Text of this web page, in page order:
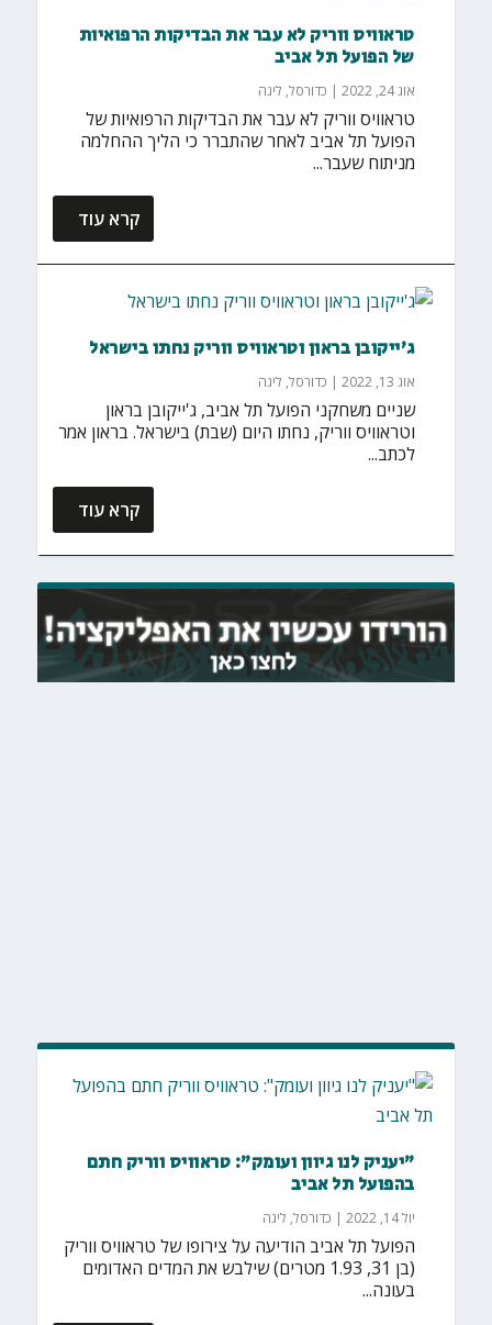
טראוויס ווריק לא עבר את הבדיקות הרפואיות
של הפועל תל אביב
אוג 24, 2022 | כדורסל, ליגה
טראוויס ווריק לא עבר את הבדיקות הרפואיות של
הפועל תל אביב לאחר שהתברר כי הליך ההחלמה
מניתוח שעבר...
קרא עוד
ג'ייקובן בראון וטראוויס ווריק נחתו בישראל
אוג 13, 2022 | כדורסל, ליגה
שניים משחקני הפועל תל אביב, ג'ייקובן בראון
וטראוויס ווריק, נחתו היום (שבת) בישראל. בראון אמר
לכתב...
קרא עוד
"יעניק לנו גיוון ועומק": טראוויס ווריק חתם
בהפועל תל אביב
יול 14, 2022 | כדורסל, ליגה
הפועל תל אביב הודיעה על צירופו של טראוויס ווריק
(בן 31, 1.93 מטרים) שילבש את המדים האדומים
בעונה...